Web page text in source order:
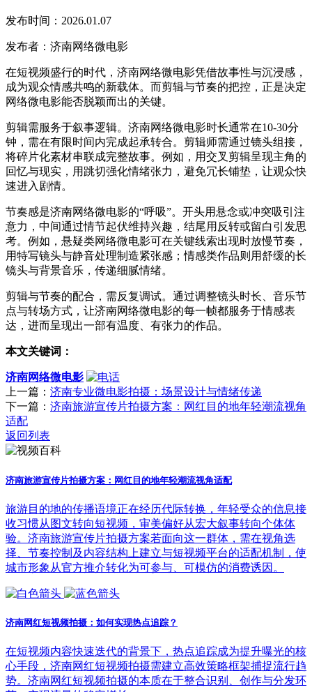
发布时间：2026.01.07
发布者：济南网络微电影
在短视频盛行的时代，济南网络微电影凭借故事性与沉浸感，
成为观众情感共鸣的新载体。而剪辑与节奏的把控，正是决定
网络微电影能否脱颖而出的关键。
剪辑需服务于叙事逻辑。济南网络微电影时长通常在10-30分
钟，需在有限时间内完成起承转合。剪辑师需通过镜头组接，
将碎片化素材串联成完整故事。例如，用交叉剪辑呈现主角的
回忆与现实，用跳切强化情绪张力，避免冗长铺垫，让观众快
速进入剧情。
节奏感是济南网络微电影的“呼吸”。开头用悬念或冲突吸引注
意力，中间通过情节起伏维持兴趣，结尾用反转或留白引发思
考。例如，悬疑类网络微电影可在关键线索出现时放慢节奏，
用特写镜头与静音处理制造紧张感；情感类作品则用舒缓的长
镜头与背景音乐，传递细腻情绪。
剪辑与节奏的配合，需反复调试。通过调整镜头时长、音乐节
点与转场方式，让济南网络微电影的每一帧都服务于情感表
达，进而呈现出一部有温度、有张力的作品。
本文关键词：
济南网络微电影
上一篇： 济南专业微电影拍摄：场景设计与情绪传递
下一篇： 济南旅游宣传片拍摄方案：网红目的地年轻潮流视角
适配
返回列表
济南旅游宣传片拍摄方案：网红目的地年轻潮流视角适配
旅游目的地的传播语境正在经历代际转换，年轻受众的信息接
收习惯从图文转向短视频，审美偏好从宏大叙事转向个体体
验。济南旅游宣传片拍摄方案若面向这一群体，需在视角选
择、节奏控制及内容结构上建立与短视频平台的适配机制，使
城市形象从官方推介转化为可参与、可模仿的消费诱因。
济南网红短视频拍摄：如何实现热点追踪？
在短视频内容快速迭代的背景下，热点追踪成为提升曝光的核
心手段，济南网红短视频拍摄需建立高效策略框架捕捉流行趋
势。济南网红短视频拍摄的本质在于整合识别、创作与分发环